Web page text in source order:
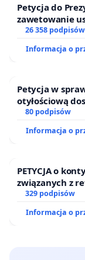
Petycja do
zawetowanie
26 358 podpisów
Informacja o
Petycja w
otyłościową
oraz
80 podpisów
Informacja o
PETYCJA o
związanych z
329 podpisów
Informacja o